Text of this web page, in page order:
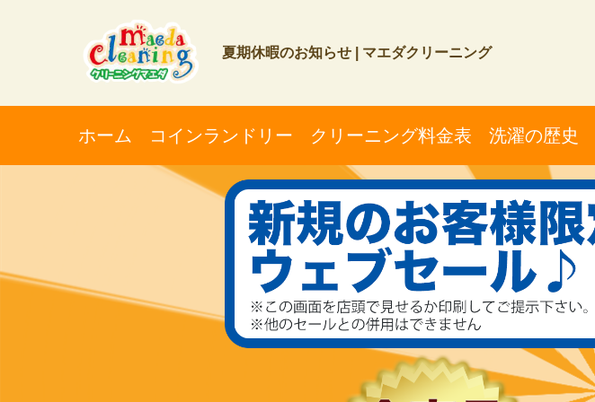
夏期休暇のお知らせ | マエダクリーニング
ホーム コインランドリー クリーニング料金表 洗濯の歴史